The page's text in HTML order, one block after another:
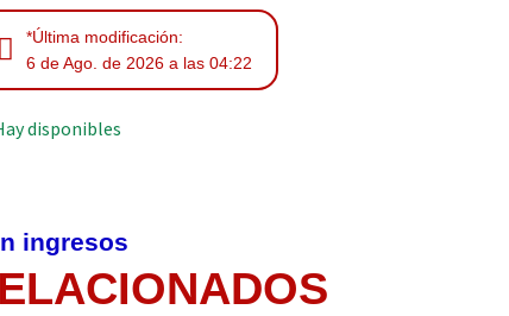
*Última modificación:
6 de Ago. de 2026 a las 04:22
disponibles
ingresos